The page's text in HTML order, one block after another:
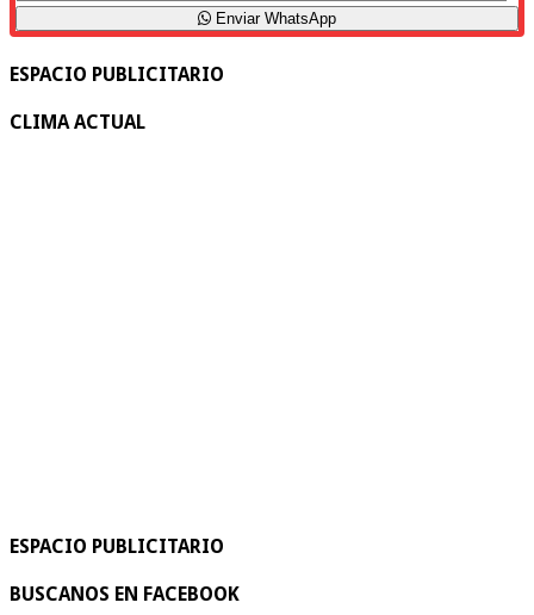
Enviar WhatsApp
ESPACIO PUBLICITARIO
CLIMA ACTUAL
ESPACIO PUBLICITARIO
BUSCANOS EN FACEBOOK